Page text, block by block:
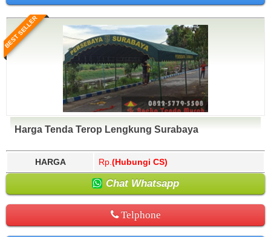
BEST SELLER
Harga Tenda Terop Lengkung Surabaya
HARGA Rp. (Hubungi CS)
Chat Whatsapp
Telphone